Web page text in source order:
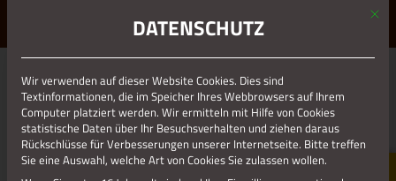
ERLEBE STOLBERG.ERLEBE DICH.
Zurück zur Übersicht
Mit
DATENSCHUTZ
Wir verwenden auf dieser Website Cookies. Dies sind
Textinformationen, die im Speicher Ihres Webbrowsers auf Ihrem
Computer platziert werden. Wir ermitteln mit Hilfe von Cookies
statistische Daten über Ihr Besuchsverhalten und ziehen daraus
Rückschlüsse für Verbesserungen unserer Internetseite. Bitte treffen
Sie eine Auswahl, welche Art von Cookies Sie zulassen wollen.